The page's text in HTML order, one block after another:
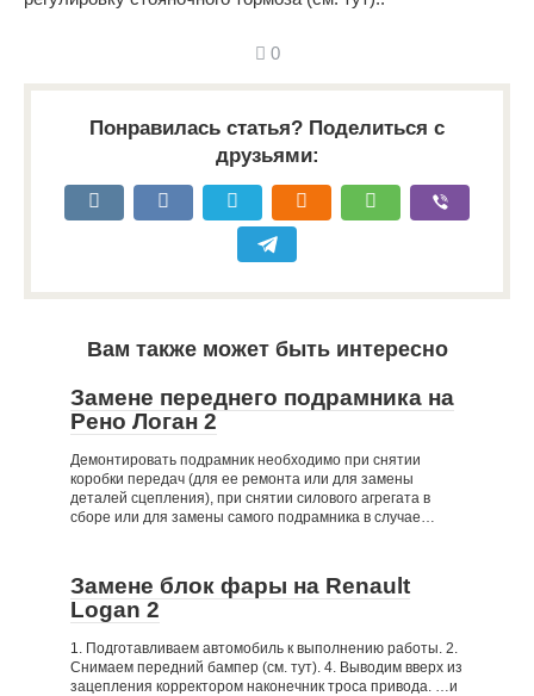
0
Понравилась статья? Поделиться с
друзьями:
Вам также может быть интересно
Замене переднего подрамника на
Рено Логан 2
Демонтировать подрамник необходимо при снятии
коробки передач (для ее ремонта или для замены
деталей сцепления), при снятии силового агрегата в
сборе или для замены самого подрамника в случае…
Замене блок фары на Renault
Logan 2
1. Подготавливаем автомобиль к выполнению работы. 2.
Снимаем передний бампер (см. тут). 4. Выводим вверх из
зацепления корректором наконечник троса привода. …и